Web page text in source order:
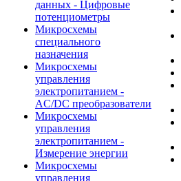
данных - Цифровые
потенциометры
Микросхемы
специального
назначения
Микросхемы
управления
электропитанием -
AC/DC преобразователи
Микросхемы
управления
электропитанием -
Измерение энергии
Микросхемы
управления